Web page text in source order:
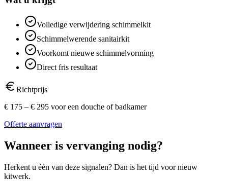
Volledige verwijdering schimmelkit
Schimmelwerende sanitairkit
Voorkomt nieuwe schimmelvorming
Direct fris resultaat
Richtprijs
€ 175 – € 295 voor een douche of badkamer
Offerte aanvragen
Wanneer is vervanging nodig?
Herkent u één van deze signalen? Dan is het tijd voor nieuw
kitwerk.